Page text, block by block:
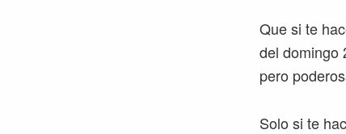
Que si te
del domingo
pero
Solo si te